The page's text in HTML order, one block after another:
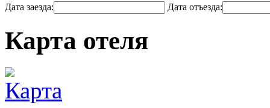
Дата заезда: Дата отъезда:
Карта отеля